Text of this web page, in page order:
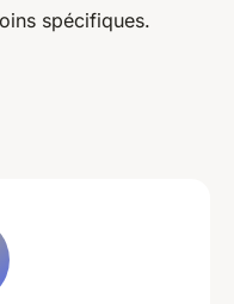
spécifiques.